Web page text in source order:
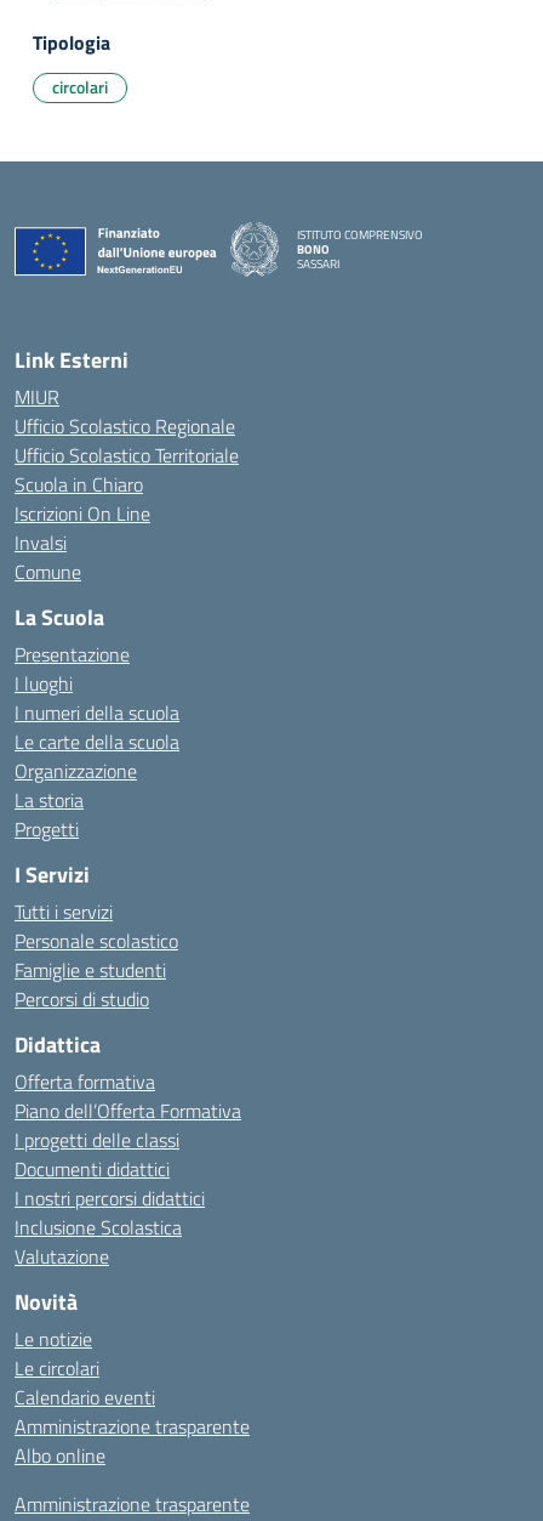
Tipologia
circolari
ISTITUTO COMPRENSIVO
BONO
SASSARI
Link Esterni
MIUR
Ufficio Scolastico Regionale
Ufficio Scolastico Territoriale
Scuola in Chiaro
Iscrizioni On Line
Invalsi
Comune
La Scuola
Presentazione
I luoghi
I numeri della scuola
Le carte della scuola
Organizzazione
La storia
Progetti
I Servizi
Tutti i servizi
Personale scolastico
Famiglie e studenti
Percorsi di studio
Didattica
Offerta formativa
Piano dell’Offerta Formativa
I progetti delle classi
Documenti didattici
I nostri percorsi didattici
Inclusione Scolastica
Valutazione
Novità
Le notizie
Le circolari
Calendario eventi
Amministrazione trasparente
Albo online
Amministrazione trasparente